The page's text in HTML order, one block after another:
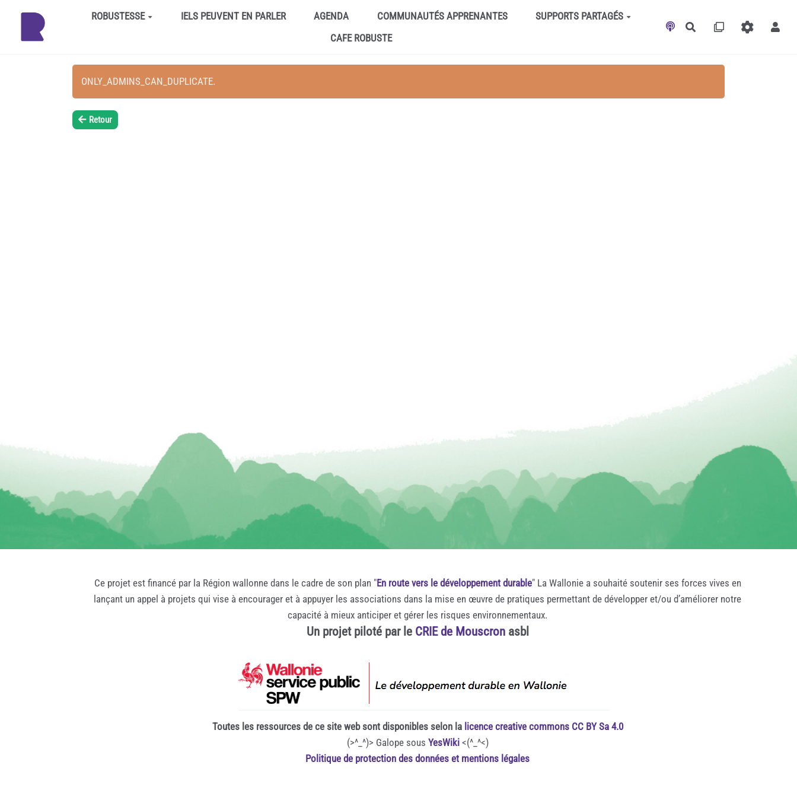
Aller au contenu principalROBUSTESSE IELS PEUVENT EN PARLER AGENDA COMMUNAUTÉS APPRENANTES
SUPPORTS PARTAGÉS
CAFE ROBUSTE
Rechercher
ONLY_ADMINS_CAN_DUPLICATE.
Retour
Ce projet est financé par la Région wallonne dans le cadre de son plan "En route vers le développement durable" La Wallonie a souhaité soutenir ses forces vives en
lançant un appel à projets qui vise à encourager et à appuyer les associations dans la mise en œuvre de pratiques permettant de développer et/ou d’améliorer notre
capacité à mieux anticiper et gérer les risques environnementaux.
Un projet piloté par le CRIE de Mouscronasbl
Toutes les ressources de ce site web sont disponibles selon la licence creative commons CC BY Sa 4.0
(>^_^)> Galope sous YesWiki<(^_^<)
Politique de protection des données et mentions légales